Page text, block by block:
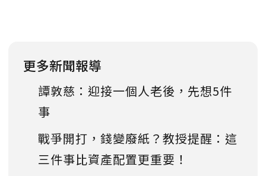
更多新聞報導
譚敦慈：迎接一個人老後，先想5件
事
戰爭開打，錢變廢紙？教授提醒：這
三件事比資產配置更重要！